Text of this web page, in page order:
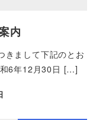
内
きまして下記のとお
和6年12月30日 […]